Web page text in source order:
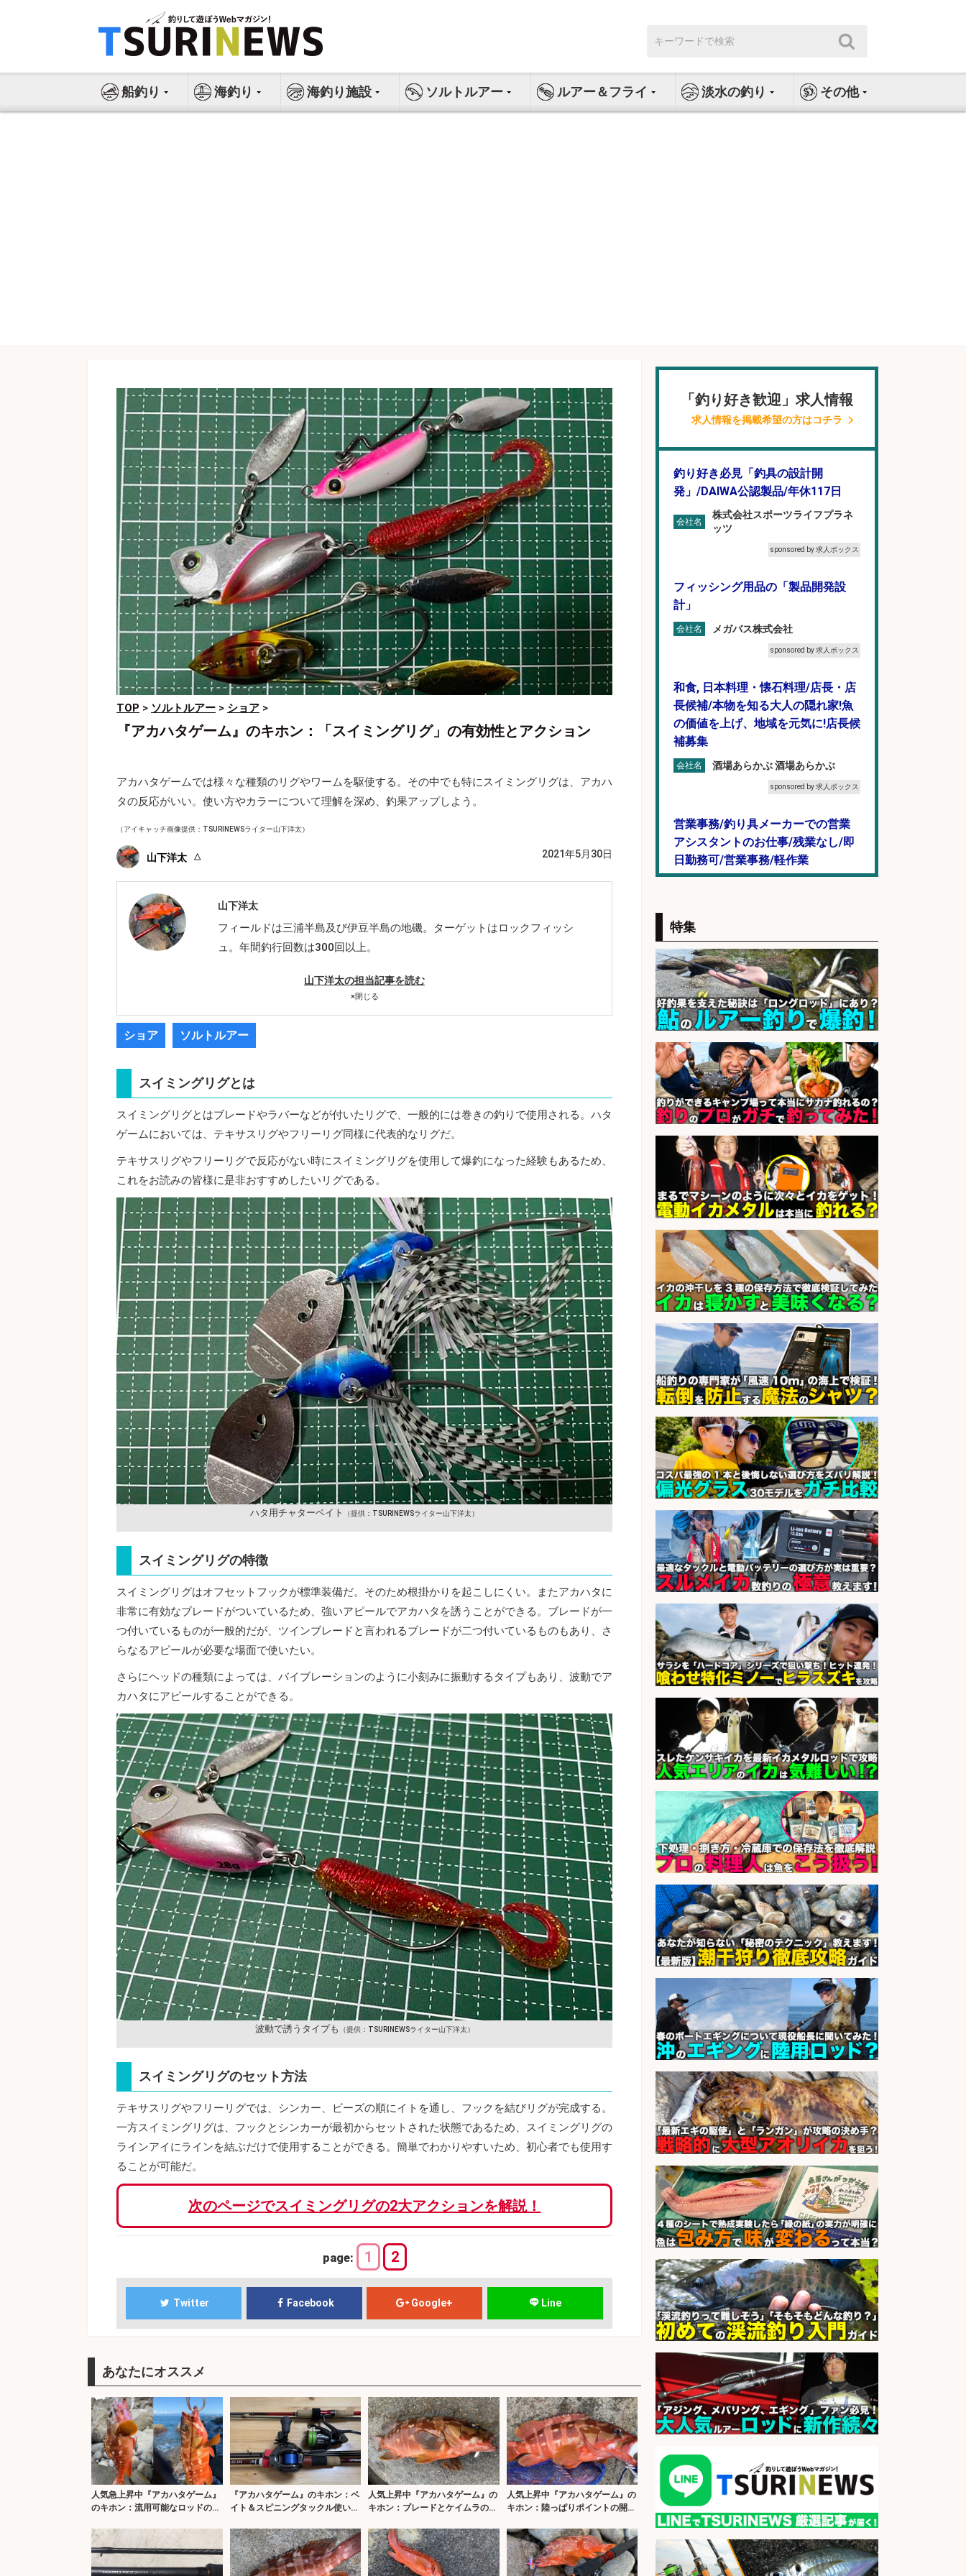
ス
索:
船釣り 海釣り 海釣り施設 ソルトルアー ルアー＆フライ 淡水の釣り その他
TOP > ソルトルアー > ショア >
『アカハタゲーム』のキホン：「スイミングリグ」の有効性とアクション
アカハタゲームでは様々な種類のリグやワームを駆使する。その中でも特にスイミングリグは、アカハ
タの反応がいい。使い方やカラーについて理解を深め、釣果アップしよう。
（アイキャッチ画像提供：TSURINEWSライター山下洋太）
山下洋太 2021年5月30日
山下洋太
フィールドは三浦半島及び伊豆半島の地磯。ターゲットはロックフィッシ
ュ。年間釣行回数は300回以上。
山下洋太の担当記事を読む
×閉じる
ショア ソルトルアー
スイミングリグとは
スイミングリグとはブレードやラバーなどが付いたリグで、一般的には巻きの釣りで使用される。ハタ
ゲームにおいては、テキサスリグやフリーリグ同様に代表的なリグだ。
テキサスリグやフリーリグで反応がない時にスイミングリグを使用して爆釣になった経験もあるため、
これをお読みの皆様に是非おすすめしたいリグである。
ハタ用チャターベイト （提供：TSURINEWSライター山下洋太）
スイミングリグの特徴
スイミングリグはオフセットフックが標準装備だ。そのため根掛かりを起こしにくい。またアカハタに
非常に有効なブレードがついているため、強いアピールでアカハタを誘うことができる。ブレードが一
つ付いているものが一般的だが、ツインブレードと言われるブレードが二つ付いているものもあり、さ
らなるアピールが必要な場面で使いたい。
さらにヘッドの種類によっては、バイブレーションのように小刻みに振動するタイプもあり、波動でア
カハタにアピールすることができる。
波動で誘うタイプも （提供：TSURINEWSライター山下洋太）
スイミングリグのセット方法
テキサスリグやフリーリグでは、シンカー、ビーズの順にイトを通し、フックを結びリグが完成する。
一方スイミングリグは、フックとシンカーが最初からセットされた状態であるため、スイミングリグの
ラインアイにラインを結ぶだけで使用することができる。簡単でわかりやすいため、初心者でも使用す
ることが可能だ。
次のページでスイミングリグの2大アクションを解説！
page: 1 2
Twitter Facebook Google+ Line
あなたにオススメ
人気急上昇中『アカハタゲーム』
のキホン：流用可能なロッドの条
『アカハタゲーム』のキホン：ベ
イト＆スピニングタックル使い分
人気上昇中『アカハタゲーム』の
キホン：ブレードとケイムラの有
人気上昇中『アカハタゲーム』の
キホン：陸っぱりポイントの開拓
「釣り好き歓迎」求人情報
求人情報を掲載希望の方はコチラ
釣り好き必見「釣具の設計開
発」/DAIWA公認製品/年休117日
会社名
株式会社スポーツライフプラネ
ッツ
sponsored by 求人ボックス
フィッシング用品の「製品開発設
計」
会社名 メガバス株式会社
sponsored by 求人ボックス
和食, 日本料理・懐石料理/店長・店
長候補/本物を知る大人の隠れ家!魚
の価値を上げ、地域を元気に!店長候
補募集
会社名 酒場あらかぶ 酒場あらかぶ
sponsored by 求人ボックス
営業事務/釣り具メーカーでの営業
アシスタントのお仕事/残業なし/即
日勤務可/営業事務/軽作業
釣り具などの出荷作業～～/工場/製
造
会社名 UTグループ株式会社
sponsored by 求人ボックス
精肉・青果・鮮魚販売/志布志市内
でお魚のカットや商品の陳列スタッ
フ/車通勤OK×時間選べる×未経験歓
迎/鹿児島県/志布志市
会社名 株式会社ホットスタッフ鹿児島
sponsored by 求人ボックス
和食, 居酒屋/キッチンスタッフ/天草
の魚と馬刺しの店 キッチンスタッフ
正社員募集
会社名
天草の魚と馬刺しの店 魚粋 天草
の魚と馬刺しの店 魚粋
sponsored by 求人ボックス
精肉・青果・鮮魚販売/お魚のカッ
トや商品の陳列スタッフ 志布志市/
未経験歓迎×残業少なめ×車通勤OK/
鹿児島県/志布志市
会社名 株式会社ホットスタッフ鹿児島
日払いOKで即日収入/製造スタッフ/
「堺市堺区」「時給1,600円」日払
いOK・入社祝金10万円/堺市堺区の
工場で自転車部品や釣り具の組立/
未経験歓迎/土日祝休みで年間休日
126日
会社名
パーソルファクトリーパートナ
ーズ株式会社
福岡「現場監督」/釣り好き歓迎/残
業10時間/経験者歓迎
会社名 広松久水産株式会社
sponsored by 求人ボックス
さらに求人情報を見る
特集